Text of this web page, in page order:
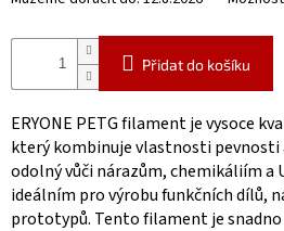
Přidat do košíku
ERYONE PETG filament je vysoce
který kombinuje vlastnosti pevnosti
odolný vůči nárazům, chemikáliím a
ideálním pro výrobu funkčních dílů,
prototypů. Tento filament je